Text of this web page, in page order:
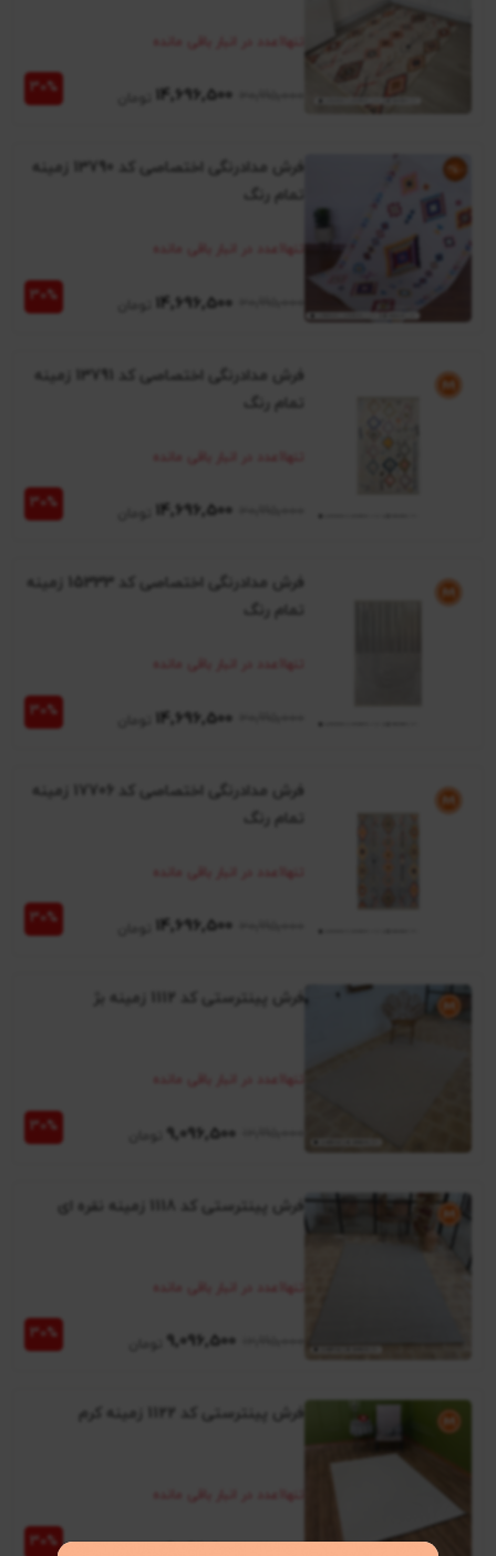
تنها عدد در انبار باقی مانده
14٬696٬500
فرش مدادرنگی اختصاصی کد 13790 زمینه
تمام رنگ
تنها عدد در انبار باقی مانده
14٬696٬500
فرش مدادرنگی اختصاصی کد 13791 زمینه
تمام رنگ
تنها عدد در انبار باقی مانده
14٬696٬500
فرش مدادرنگی اختصاصی کد 15333 زمینه
تمام رنگ
تنها عدد در انبار باقی مانده
14٬696٬500
فرش مدادرنگی اختصاصی کد 17706 زمینه
تمام رنگ
تنها عدد در انبار باقی مانده
14٬696٬500
فرش پینترستی کد 1112 زمینه بژ
تنها عدد در انبار باقی مانده
9٬096٬500
فرش پینترستی کد 1118 زمینه نقره ای
تنها عدد در انبار باقی مانده
9٬096٬500
فرش پینترستی کد 1122 زمینه کرم
تنها عدد در انبار باقی مانده
9٬096٬500